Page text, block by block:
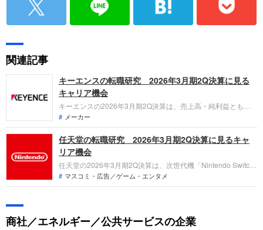
関連記事
キーエンスの転職研究 2026年3月期2Q決算に見る
キャリア機会
キーエンスの2026年3月期2Q決算は、売上高・純利益ともに
過去最高を更新。海外売上比率が65.8%まで上昇し、アジアや
北中南米での成長が加速しています。「なぜ今キーエンスなの
か？」「転職希望者がどの事業で、どんな役割を担えるのか」
を整理します。
メーカー
任天堂の転職研究 2026年3月期2Q決算に見るキャ
リア機会
任天堂の2026年3月期2Q決算は、次世代機「Nintendo Switch
2」の発売により売上高が前年比110.1%増の1兆995億円と急
成長。「なぜ今任天堂なのか？」「転職希望者がどの事業で、
マスコミ・広告／ゲーム・エンタメ
商社／エネルギー／公共サービスの企業